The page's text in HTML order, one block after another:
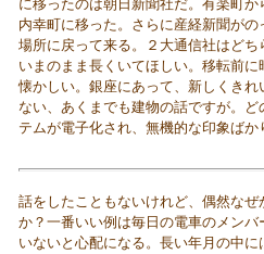
に移ったのは朝日新聞社だ。有楽町
内幸町に移った。さらに産経新聞が
場所に戻って来る。２大通信社はど
いまのまま長くいてほしい。移転前
懐かしい。銀座にあって、新しくき
ない、あくまでも建物の話ですが。
テムが電子化され、無機的な印象ばか
話をしたこともないけれど、偶然な
か？一番いい例は毎日の電車のメン
いないと心配になる。長い年月の中